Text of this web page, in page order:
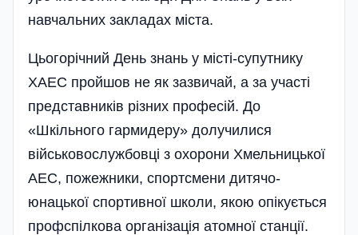
навчальних закладах міста.
Цьогорічний День знань у місті-супутнику
ХАЕС пройшов не як зазвичай, а за участі
представників різних професій. До
«Шкільного гармидеру» долучилися
військовослужбовці з охорони Хмельницької
АЕС, пожежники, спорт­смени дитячо-
юнацької спортивної школи, якою опікується
профспілкова орга­нізація атомної станції.